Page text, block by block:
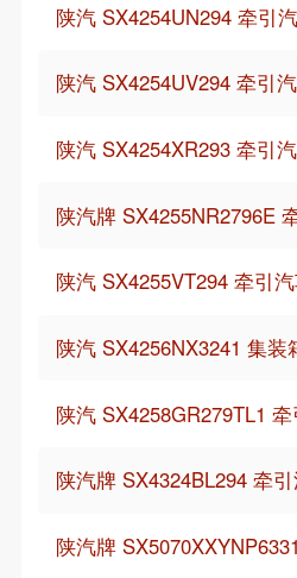
陕汽 SX4254UN294 牵引
陕汽 SX4254UV294 牵引
陕汽 SX4254XR293 牵引
陕汽牌 SX4255NR2796E
陕汽 SX4255VT294 牵引
陕汽 SX4256NX3241 集
陕汽 SX4258GR279TL1
陕汽牌 SX4324BL294 牵
陕汽牌